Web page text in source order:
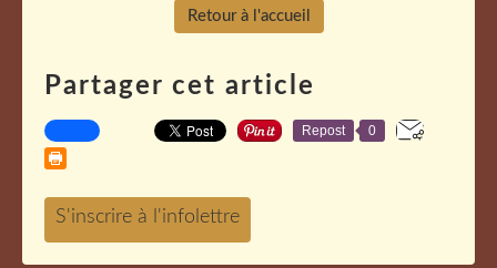
Retour à l'accueil
Partager cet article
Repost 0